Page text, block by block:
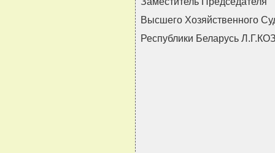
Высшего Хозяйственного
Республики Беларусь